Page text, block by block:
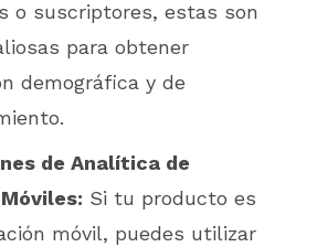
o suscriptores, estas son
para obtener
demográfica y de
de Analítica de
Si tu producto es
móvil, puedes utilizar